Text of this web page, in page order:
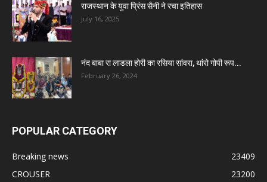
राजस्थान के युवा प्रिंस सैनी ने रचा इतिहास
July 16, 2025
नंद बाबा रा लाडला होरी का रसिया सांवरा, थांरो गोपी रूप...
February 26, 2024
POPULAR CATEGORY
Breaking news
23409
CROUSER
23200